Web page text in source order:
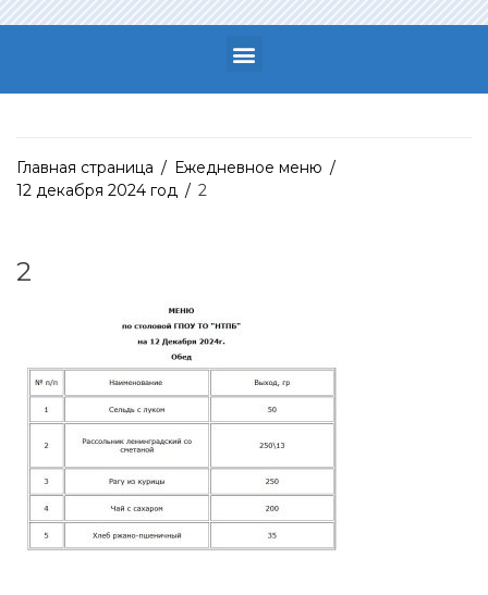
Главная страница / Ежедневное меню /
12 декабря 2024 год / 2
2